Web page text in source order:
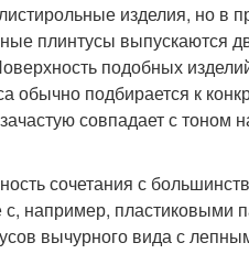
изделия, но в
плинтусы выпускаются
подобных
обычно подбирается к
совпадает с тоном
сочетания с
например, пластиковыми
вычурного вида с